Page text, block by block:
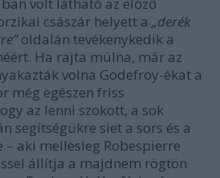
császár helyett a „derék
oldalán tevékenykedik a
Ha rajta múlna, már az
volna Godefroy-ékat a
még egészen friss
az lenni szokott, a sok
segítségükre siet a sors és a
– aki mellesleg Robespierre
állítja a majdnem rögtön